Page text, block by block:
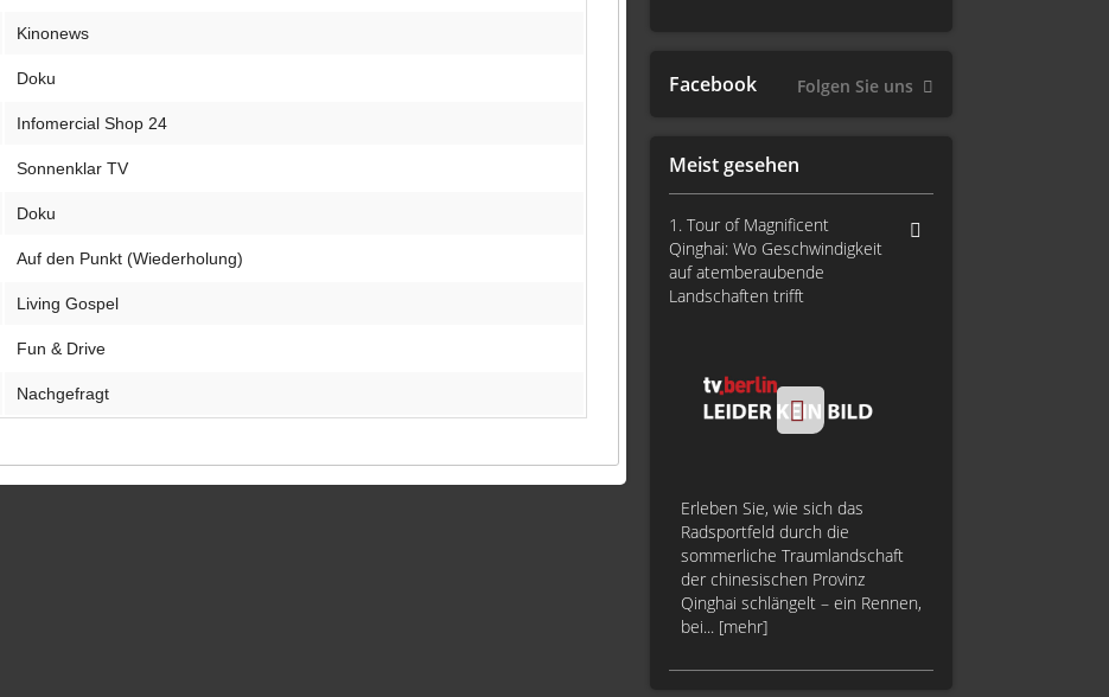
Kinonews
Doku
Infomercial Shop 24
Sonnenklar TV
Doku
Auf den Punkt (Wiederholung)
Living Gospel
Fun & Drive
Nachgefragt
Meist gesehen
1. Tour of Magnificent
Qinghai: Wo Geschwindigkeit
auf atemberaubende
Landschaften trifft
Erleben Sie, wie sich das
Radsportfeld durch die
sommerliche Traumlandschaft
der chinesischen Provinz
Qinghai schlängelt – ein Rennen,
bei... [mehr]
Facebook Folgen Sie uns